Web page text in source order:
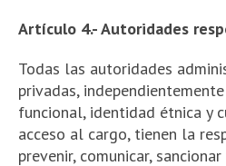
Artículo 4.- Autoridades
Todas las autoridades
privadas,
funcional, identidad étnica y
acceso al cargo, tienen la
prevenir, comunicar,